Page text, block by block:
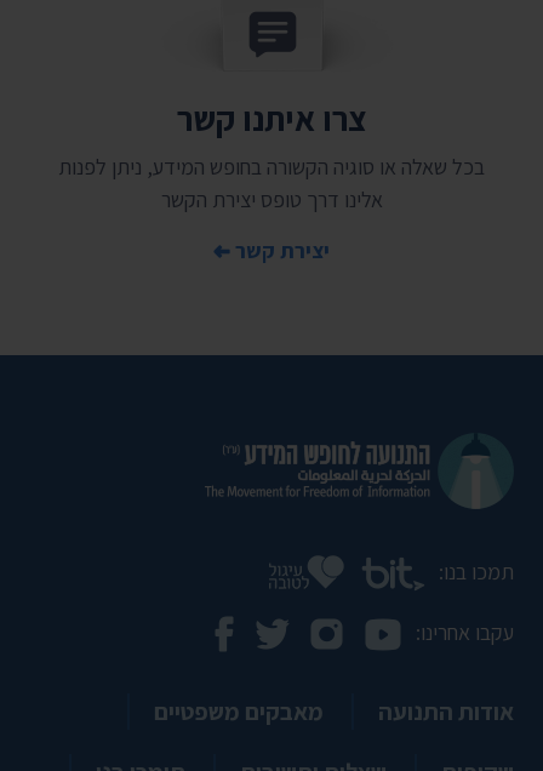
צרו איתנו קשר
בכל שאלה או סוגיה הקשורה בחופש המידע, ניתן לפנות
אלינו דרך טופס יצירת הקשר
יצירת קשר
תמכו בנו:
עקבו אחרינו:
אודות התנועה
מאבקים משפטיים